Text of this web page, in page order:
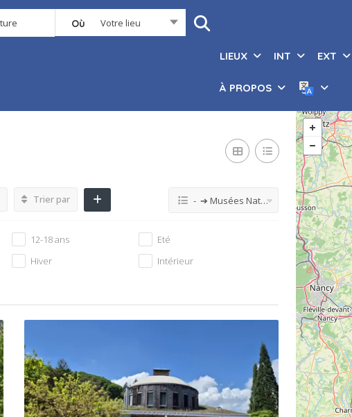
Où Votre lieu
LIEUX INT EXT
À PROPOS
Trier par - ➔ Musées Nature
12-18 ans
Eté
Hiver
Intérieur